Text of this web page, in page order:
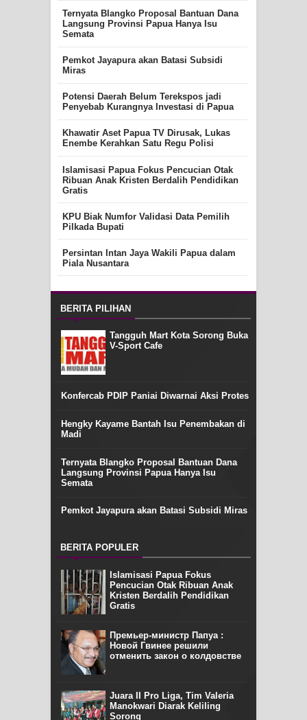
Ternyata Blangko Proposal Bantuan Dana
Langsung Provinsi Papua Hanya Isu
Semata
Pemkot Jayapura akan Batasi Subsidi
Miras
Potensi Daerah Belum Terekspos jadi
Penyebab Kurangnya Investasi di Papua
Khawatir Aset Papua TV Dirusak, Lukas
Enembe Kerahkan Satu Regu Polisi
Islamisasi Papua Fokus Pencucian Otak
Ribuan Anak Kristen Berdalih Pendidikan
Gratis
KPU Biak Numfor Validasi Data Pemilih
Pilkada Bupati
Persintan Intan Jaya Wakili Papua dalam
Piala Nusantara
BERITA PILIHAN
Tangguh Mart Kota Sorong Buka
V-Sport Cafe
Konfercab PDIP Paniai Diwarnai Aksi Protes
Hengky Kayame Bantah Isu Penembakan di
Madi
Ternyata Blangko Proposal Bantuan Dana
Langsung Provinsi Papua Hanya Isu
Semata
Pemkot Jayapura akan Batasi Subsidi Miras
BERITA POPULER
Islamisasi Papua Fokus
Pencucian Otak Ribuan Anak
Kristen Berdalih Pendidikan
Gratis
Премьер-министр Папуа :
Новой Гвинее решили
отменить закон о колдовстве
Juara II Pro Liga, Tim Valeria
Manokwari Diarak Keliling
Sorong